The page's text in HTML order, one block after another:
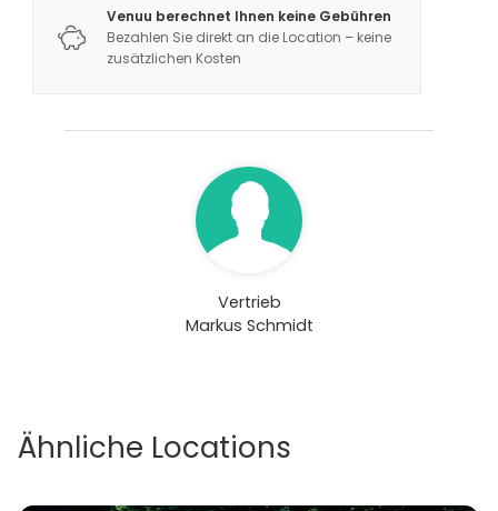
Venuu berechnet Ihnen keine Gebühren
Bezahlen Sie direkt an die Location – keine
zusätzlichen Kosten
Vertrieb
Markus Schmidt
Ähnliche Locations